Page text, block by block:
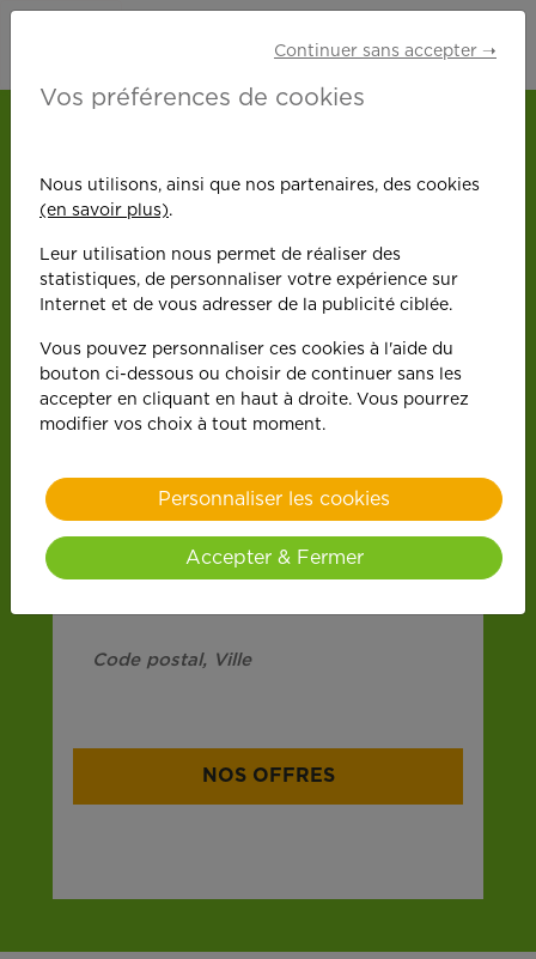
On est toujours plus
performantquand on
y met du cœur !
NOS OFFRES
Continuer sans accepter ➝
Vos préférences de cookies
Nous utilisons, ainsi que nos partenaires, des cookies
(en savoir plus).
Leur utilisation nous permet de réaliser des
statistiques, de personnaliser votre expérience sur
Internet et de vous adresser de la publicité ciblée.
Vous pouvez personnaliser ces cookies à l'aide du
bouton ci-dessous ou choisir de continuer sans les
accepter en cliquant en haut à droite. Vous pourrez
modifier vos choix à tout moment.
Personnaliser les cookies
Accepter & Fermer